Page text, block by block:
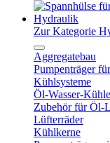
Hydraulik
Zur Kategorie
Aggregatebau
Pumpenträger
Kühlsysteme
Öl-Wasser-
Zubehör für Öl-
Lüfterräder
Kühlkerne